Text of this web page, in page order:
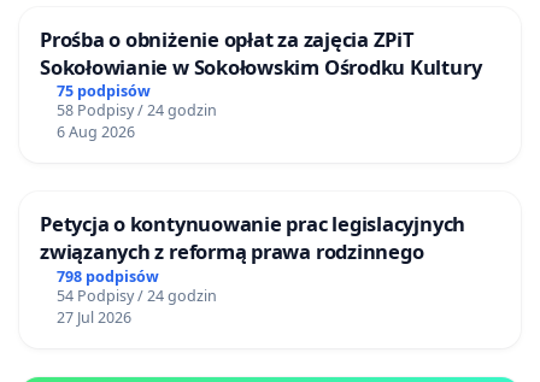
Prośba o obniżenie opłat za zajęcia ZPiT
Sokołowianie w Sokołowskim Ośrodku Kultury
75 podpisów
58 Podpisy / 24 godzin
6 Aug 2026
Petycja o kontynuowanie prac legislacyjnych
związanych z reformą prawa rodzinnego
798 podpisów
54 Podpisy / 24 godzin
27 Jul 2026